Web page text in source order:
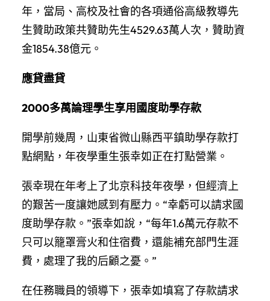
年，當局、高校及社會的各項通俗高級教導先
生贊助政策共贊助先生4529.63萬人次，贊助資
金1854.38億元。
應貸盡貸
2000多萬論理學生享用國度助學存款
開學前幾周，山東省微山縣西平鎮助學存款打
點網點，年夜學重生張幸如正在打點營業。
張幸現在年考上了北京科技年夜學，但經濟上
的艱苦一度讓她感到有壓力。“幸虧可以請求國
度助學存款。”張幸如說，“每年1.6萬元存款不
只可以籠罩膏火和住宿費，還能補充部門生涯
費，處理了我的后顧之憂。”
在任務職員的領導下，張幸如填寫了存款請求